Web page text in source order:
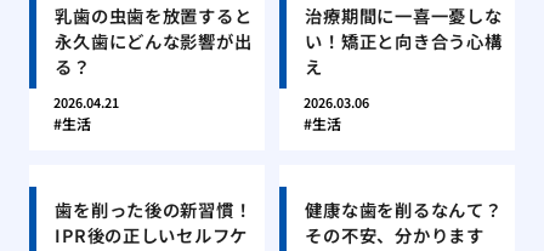
乳歯の虫歯を放置すると
永久歯にどんな影響が出
る？
2026.04.21
生活
治療期間に一喜一憂しな
い！矯正と向き合う心構
え
2026.03.06
生活
歯を削った後の新習慣！
IPR後の正しいセルフケ
健康な歯を削るなんて？
その不安、分かります